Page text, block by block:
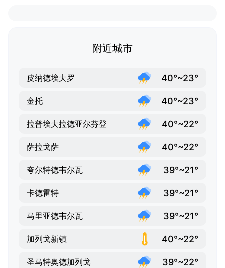
附近城市
皮纳德埃夫罗 40°~23°
金托 40°~23°
拉普埃夫拉德亚尔芬登 40°~22°
萨拉戈萨 40°~22°
夸尔特德韦尔瓦 39°~21°
卡德雷特 39°~21°
马里亚德韦尔瓦 39°~21°
加列戈新镇 40°~22°
圣马特奥德加列戈 39°~22°